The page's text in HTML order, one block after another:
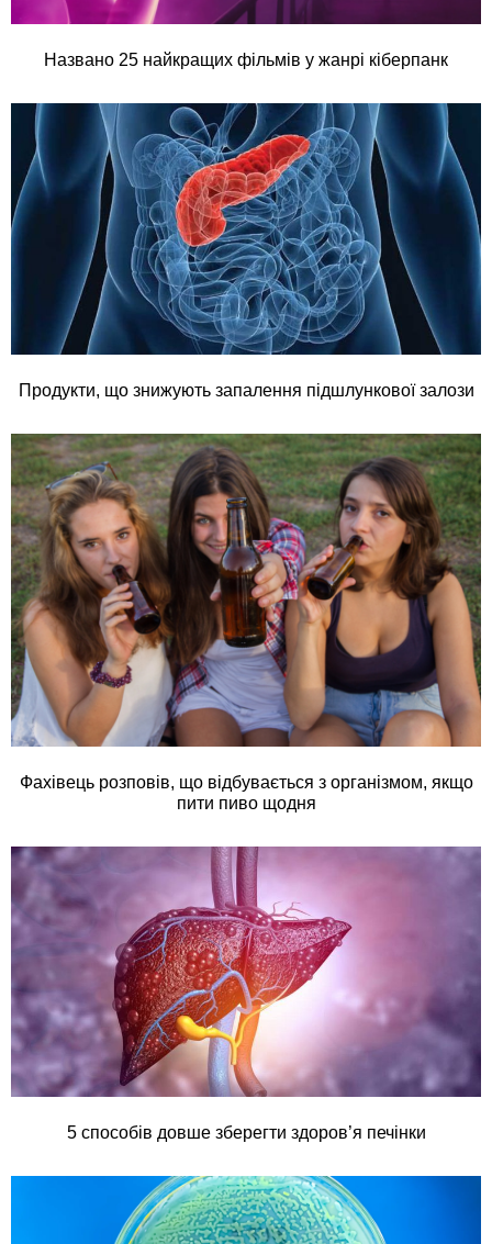
Названо 25 найкращих фільмів у жанрі кіберпанк
Продукти, що знижують запалення підшлункової залози
Фахівець розповів, що відбувається з організмом, якщо
пити пиво щодня
5 способів довше зберегти здоров’я печінки